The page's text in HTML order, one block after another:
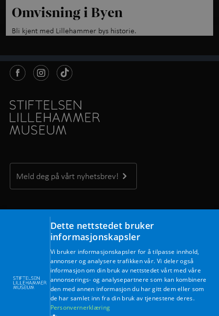
Omvisning i Byen
Bli kjent med Lillehammer bys historie.
Meld deg på vårt nyhetsbrev!
Kontakt oss
Maihaugvegen 1, 2609 Lillehammer
Mandag – fredag kl. 09.00 – 15.30
post@lillehammermuseum.no
Ansatte
Personvernerklæring
Dette nettstedet bruker
informasjonskapsler
Vi bruker informasjonskapsler for å tilpasse innhold,
annonser og analysere trafikken vår. Vi deler også
informasjon om din bruk av nettstedet vårt med våre
annonserings- og analysepartnere som kan kombinere
den med annen informasjon du har gitt dem eller som
de har samlet inn fra din bruk av tjenestene deres.
Personvernerklæring